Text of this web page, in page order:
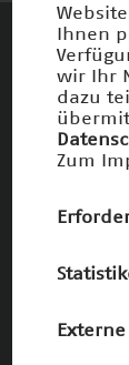
fördern
Ihnen
wir Ihr
dazu
Zum